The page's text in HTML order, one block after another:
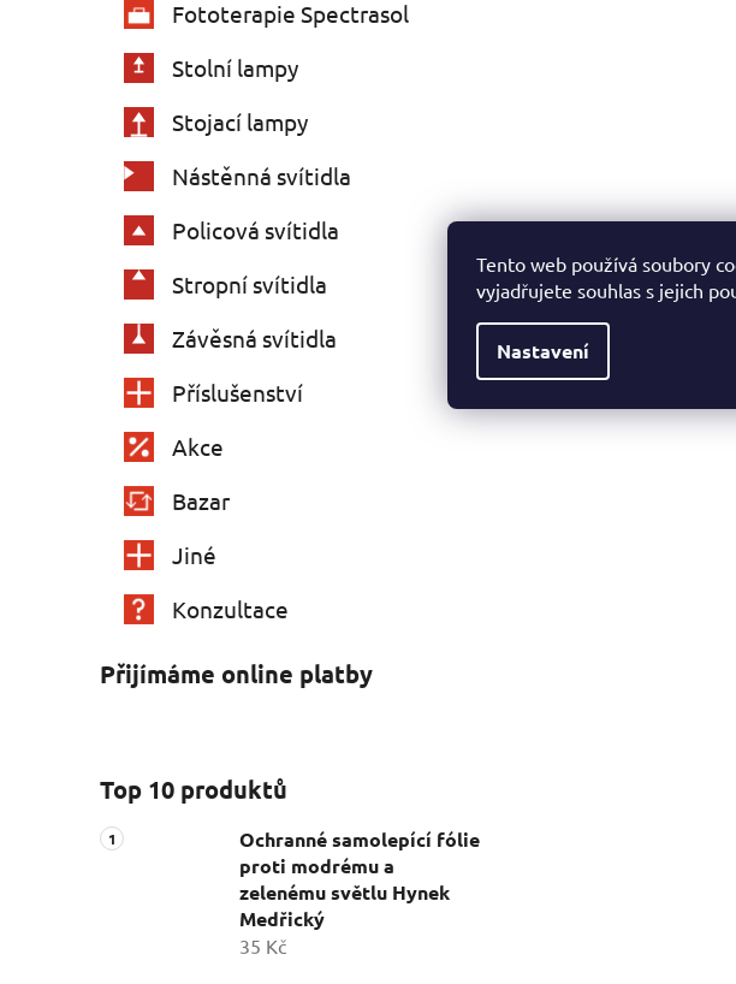
Tento web používá soubory
vyjadřujete souhlas s jejich
Nastavení
Fototerapie Spectrasol
Stolní lampy
Stojací lampy
Nástěnná svítidla
Policová svítidla
Stropní svítidla
Závěsná svítidla
Příslušenství
Akce
Bazar
Jiné
Konzultace
Přijímáme online platby
Top 10 produktů
Ochranné samolepící fólie
proti modrému a
zelenému světlu Hynek
Medřický
35 Kč